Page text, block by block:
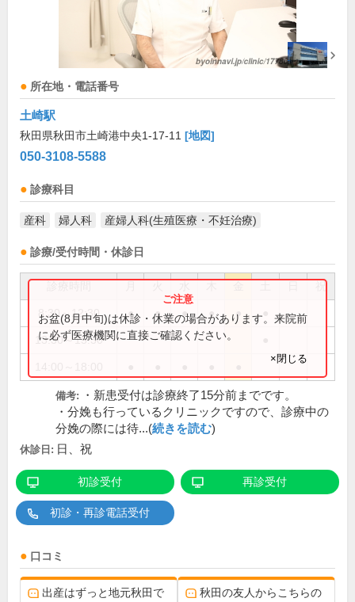
所在地・電話番号
土崎駅
秋田県秋田市土崎港中央1-17-11 [地図]
050-3108-5588
診療科目
産科 婦人科 産婦人科(生殖医療・不妊治療)
診療/受付時間・休診日
祝
8:30～12:30 ● ● ● ● ●
13:30～15:30
お盆(8月中旬)は休診・休業の場合があります。来院前
に必ず医療機関に直接ご確認ください。
×閉じる
備考:
・新患受付は診療終了15分前までです。
・分娩も行っているクリニックですので、診療中の
分娩の際には待...(続きを読む)
休診日: 日、祝
初診受付 再診受付
初診・再診電話受付
口コミ
出産はずっと地元秋田で
秋田の友人からこちらの